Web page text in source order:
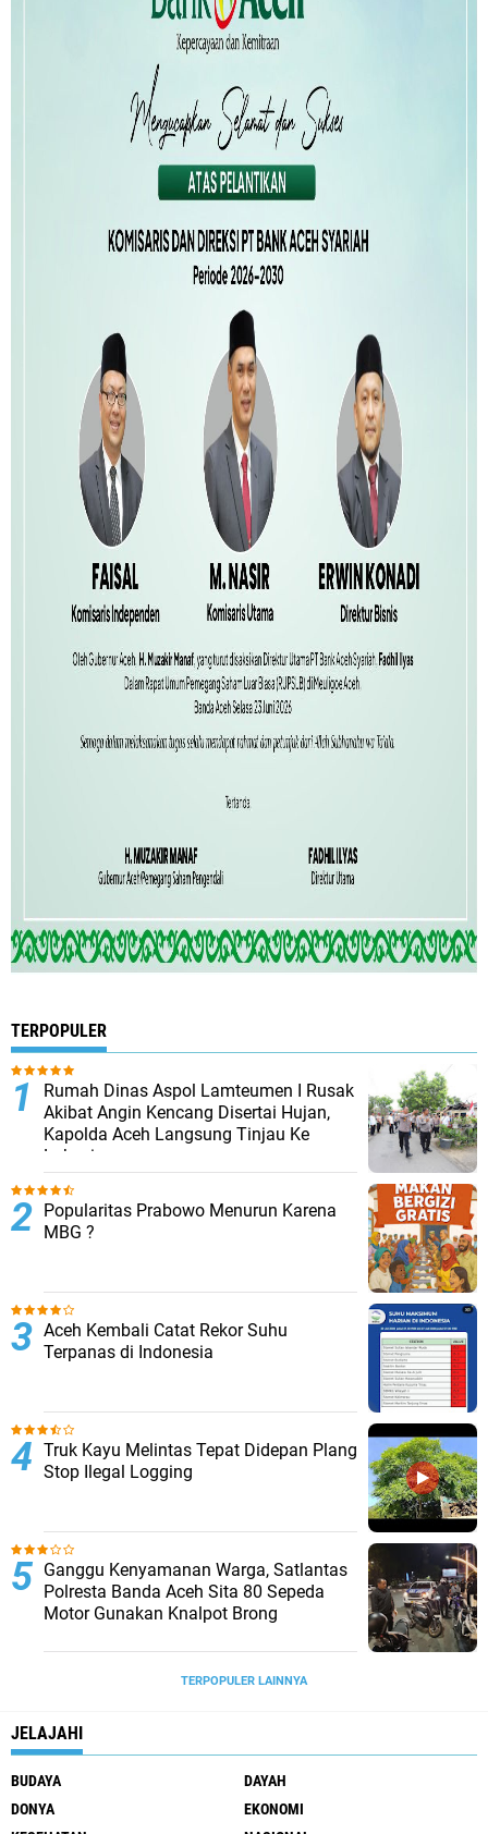
TERPOPULER
Rumah Dinas Aspol Lamteumen I Rusak
Akibat Angin Kencang Disertai Hujan,
Kapolda Aceh Langsung Tinjau Ke
Lokasi
Popularitas Prabowo Menurun Karena
MBG ?
Aceh Kembali Catat Rekor Suhu
Terpanas di Indonesia
Truk Kayu Melintas Tepat Didepan Plang
Stop Ilegal Logging
Ganggu Kenyamanan Warga, Satlantas
Polresta Banda Aceh Sita 80 Sepeda
Motor Gunakan Knalpot Brong
TERPOPULER LAINNYA
JELAJAHI
BUDAYA
DAYAH
DONYA
EKONOMI